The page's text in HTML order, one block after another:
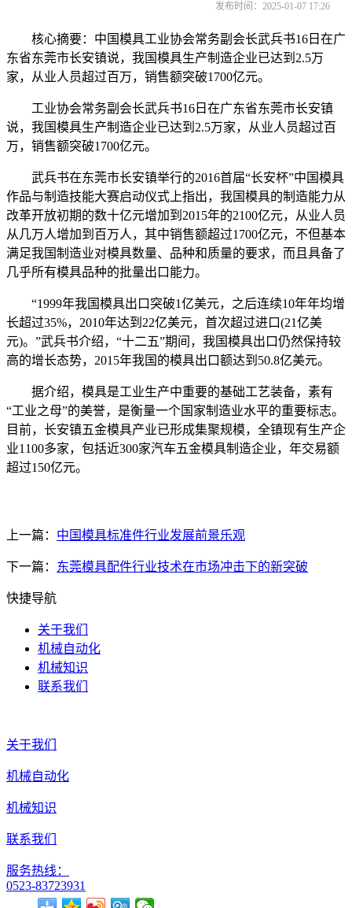
发布时间：2025-01-07 17:26
核心摘要：中国模具工业协会常务副会长武兵书16日在广
东省东莞市长安镇说，我国模具生产制造企业已达到2.5万
家，从业人员超过百万，销售额突破1700亿元。
工业协会常务副会长武兵书16日在广东省东莞市长安镇
说，我国模具生产制造企业已达到2.5万家，从业人员超过百
万，销售额突破1700亿元。
武兵书在东莞市长安镇举行的2016首届“长安杯”中国模具
作品与制造技能大赛启动仪式上指出，我国模具的制造能力从
改革开放初期的数十亿元增加到2015年的2100亿元，从业人员
从几万人增加到百万人，其中销售额超过1700亿元，不但基本
满足我国制造业对模具数量、品种和质量的要求，而且具备了
几乎所有模具品种的批量出口能力。
“1999年我国模具出口突破1亿美元，之后连续10年年均增
长超过35%，2010年达到22亿美元，首次超过进口(21亿美
元)。”武兵书介绍，“十二五”期间，我国模具出口仍然保持较
高的增长态势，2015年我国的模具出口额达到50.8亿美元。
据介绍，模具是工业生产中重要的基础工艺装备，素有
“工业之母”的美誉，是衡量一个国家制造业水平的重要标志。
目前，长安镇五金模具产业已形成集聚规模，全镇现有生产企
业1100多家，包括近300家汽车五金模具制造企业，年交易额
超过150亿元。
上一篇： 中国模具标准件行业发展前景乐观
下一篇： 东莞模具配件行业技术在市场冲击下的新突破
快捷导航
关于我们
机械自动化
机械知识
联系我们
关于我们
机械自动化
机械知识
联系我们
服务热线：
0523-83723931